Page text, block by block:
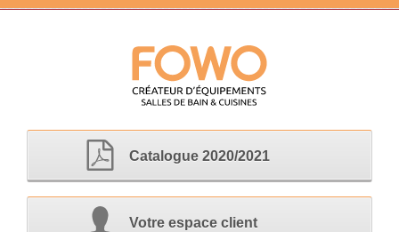
Catalogue 2020/2021
Votre espace client